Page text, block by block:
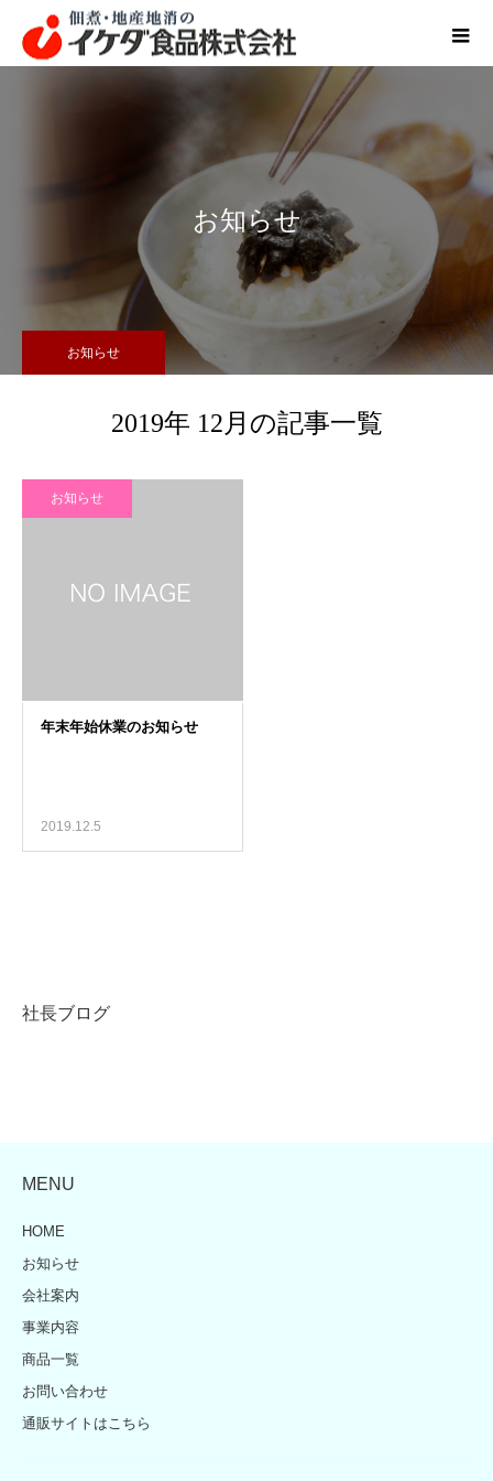
お知らせ
お知らせ
2019年 12月の記事一覧
お知らせ
2019.12.5
社長ブログ
MENU
HOME
お知らせ
会社案内
事業内容
商品一覧
お問い合わせ
通販サイトはこちら